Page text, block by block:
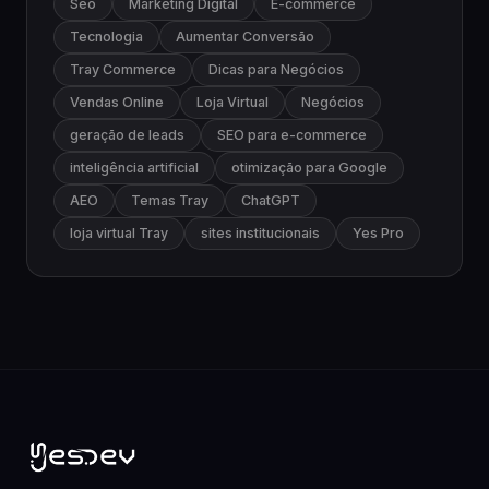
Seo Marketing Digital
E-commerce
Tecnologia
Aumentar Conversão
Tray Commerce
Dicas para Negócios
Vendas Online
Loja Virtual
Negócios
geração de leads
SEO para e-commerce
inteligência artificial
otimização para Google
AEO
Temas Tray
ChatGPT
loja virtual Tray
sites institucionais Yes Pro